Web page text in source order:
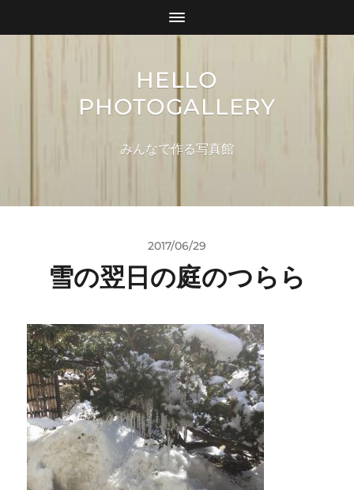
HELLO
PHOTOGALLERY
みんなで作る写真館
2017/06/29
雪の翌日の庭のつらら